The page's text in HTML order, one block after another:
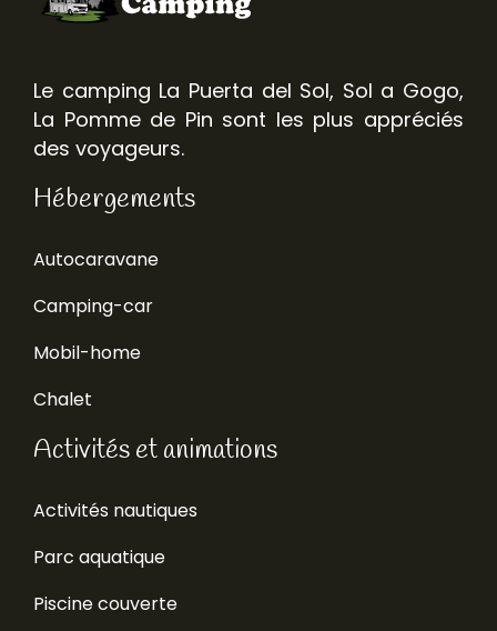
Le camping La Puerta del Sol, Sol a Gogo,
La Pomme de Pin sont les plus appréciés
des voyageurs.
Hébergements
Autocaravane
Camping-car
Mobil-home
Chalet
Activités et animations
Activités nautiques
Parc aquatique
Piscine couverte